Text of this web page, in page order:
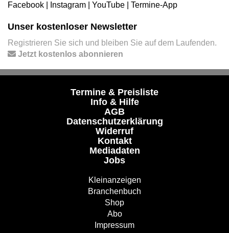
Facebook
Instagram YouTube Termine-App
Unser kostenloser Newsletter
Registrieren Sie sich und bleiben Sie auf dem Laufenden.
Jetzt kostenlos abonnieren
Termine & Preisliste
Info & Hilfe
AGB
Datenschutzerklärung
Widerruf
Kontakt
Mediadaten
Jobs
Kleinanzeigen
Branchenbuch
Shop
Abo
Impressum